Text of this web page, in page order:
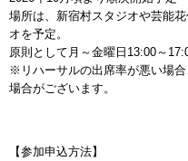
場所は、新宿村スタジオや芸能
オを予定。
原則として月～金曜日13:00～
※リハーサルの出席率が悪い場
場合がございます。
【参加申込方法】